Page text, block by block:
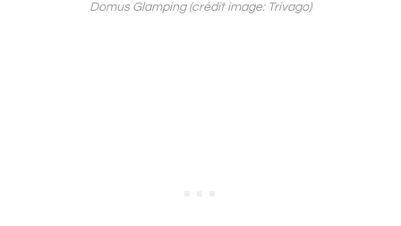
Domus Glamping (crédit image: Trivago)